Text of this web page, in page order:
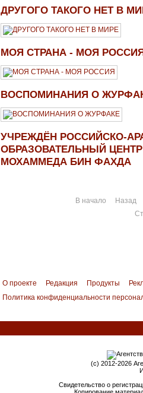
ДРУГОГО ТАКОГО НЕТ В
МОЯ СТРАНА - МОЯ
ВОСПОМИНАНИЯ О
УЧРЕЖДЁН РОССИЙСКО-
ОБРАЗОВАТЕЛЬНЫЙ
МОХАММЕДА БИН ФАХДА
В начало
Назад
О проекте Редакция Продукты
Политика конфиденциальности
(c) 2012-2026
Свидетельство о